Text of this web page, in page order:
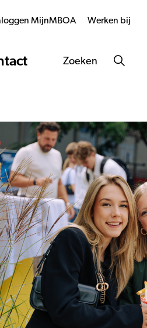
MijnMBOA Werken bij
Zoeken
dé
goodies. Of je
en te